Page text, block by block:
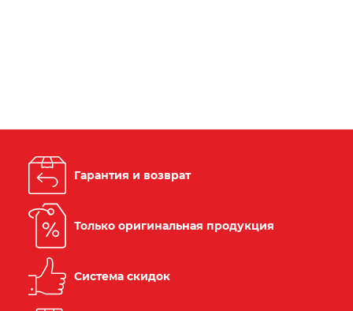
Гарантия и возврат
Только оригинальная продукция
Система скидок